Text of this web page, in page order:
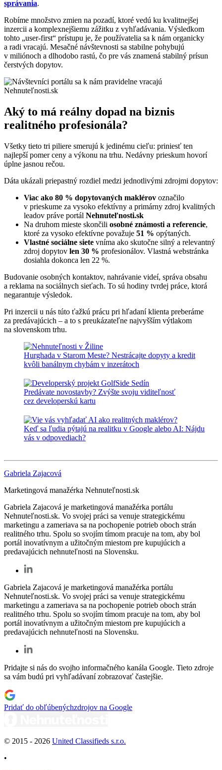
správania.
Robíme množstvo zmien na pozadí, ktoré vedú ku kvalitnejšej
inzercii a komplexnejšiemu zážitku z vyhľadávania. Výsledkom
tohto „user-first“ prístupu je, že používatelia sa k nám organicky
a radi vracajú. Mesačné návštevnosti sa stabilne pohybujú
v miliónoch a dlhodobo rastú, čo pre vás znamená stabilný prísun
čerstvých dopytov.
Nehnuteľnosti.sk
Aký to má reálny dopad na biznis
realitného profesionála?
Všetky tieto tri piliere smerujú k jedinému cieľu: priniesť ten
najlepší pomer ceny a výkonu na trhu. Nedávny prieskum hovorí
úplne jasnou rečou.
Dáta ukázali priepastný rozdiel medzi jednotlivými zdrojmi dopytov:
Viac ako 80 % dopytovaných maklérov označilo
v prieskume za vysoko efektívny a primárny zdroj kvalitných
leadov práve portál Nehnuteľnosti.sk
Na druhom mieste skončili osobné známosti a referencie,
ktoré za vysoko efektívne považuje 51 % opýtaných.
Vlastné sociálne siete vníma ako skutočne silný a relevantný
zdroj dopytov len 30 % profesionálov. Vlastná webstránka
dosiahla dokonca len 22 %.
Budovanie osobných kontaktov, nahrávanie videí, správa obsahu
a reklama na sociálnych sieťach. To sú hodiny tvrdej práce, ktorá
negarantuje výsledok.
Pri inzercii u nás túto ťažkú prácu pri hľadaní klienta preberáme
za predávajúcich – a to s preukázateľne najvyšším výtlakom
na slovenskom trhu.
Hurghada v Starom Meste? Nestrácajte dopyty a kredit
kvôli banálnym chybám v inzerátoch
Predávate novostavby? Zvýšte svoju viditeľnosť
cez developerskú kartu
Keď sa ľudia pýtajú na realitku v Google alebo AI: Nájdu
vás v odpovediach?
Gabriela Zajacová
Marketingová manažérka Nehnuteľnosti.sk
Gabriela Zajacová je marketingová manažérka portálu
Nehnuteľnosti.sk. Vo svojej práci sa venuje strategickému
marketingu a zameriava sa na pochopenie potrieb oboch strán
realitného trhu. Spolu so svojím tímom pracuje na tom, aby bol
portál inovatívnym a užitočným miestom pre kupujúcich a
predavajúcich nehnuteľnosti na Slovensku.
Gabriela Zajacová je marketingová manažérka portálu
Nehnuteľnosti.sk. Vo svojej práci sa venuje strategickému
marketingu a zameriava sa na pochopenie potrieb oboch strán
realitného trhu. Spolu so svojím tímom pracuje na tom, aby bol
portál inovatívnym a užitočným miestom pre kupujúcich a
predavajúcich nehnuteľnosti na Slovensku.
Pridajte si nás do svojho informačného kanála Google. Tieto zdroje
sa vám budú pri vyhľadávaní zobrazovať častejšie.
Pridať do obľúbenýchzdrojov na Google
© 2015 - 2026 United Classifieds s.r.o.
•